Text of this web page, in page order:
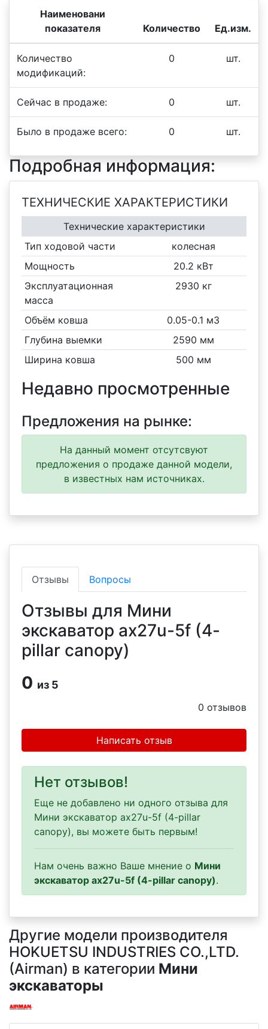
Наименовани
показателя
Количество Ед.изм.
Количество
модификаций:
0 шт.
Сейчас в продаже: 0 шт.
Было в продаже всего: 0 шт.
Подробная информация:
ТЕХНИЧЕСКИЕ ХАРАКТЕРИСТИКИ
Технические характеристики
Тип ходовой части
колесная
Мощность
20.2 кВт
Эксплуатационная
масса
2930 кг
Объём ковша
0.05-0.1 м3
Глубина выемки
2590 мм
Ширина ковша
500 мм
Недавно просмотренные
Предложения на рынке:
На данный момент отсутсвуют
предложения о продаже данной модели,
в известных нам источниках.
Отзывы Вопросы
Отзывы для Мини
экскаватор ax27u-5f (4-
pillar canopy)
0 из 5
0 отзывов
Написать отзыв
Нет отзывов!
Еще не добавлено ни одного отзыва для
Мини экскаватор ax27u-5f (4-pillar
canopy), вы можете быть первым!
Нам очень важно Ваше мнение о Мини
экскаватор ax27u-5f (4-pillar canopy).
Другие модели производителя
HOKUETSU INDUSTRIES CO.,LTD.
(Airman) в категории Мини
экскаваторы